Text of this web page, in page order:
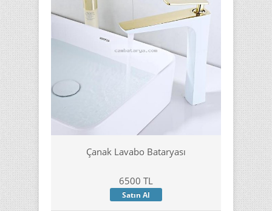
Çanak Lavabo Bataryası
6500 TL
Satın Al